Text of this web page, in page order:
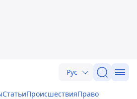
Рус
СтатьиПроисшествияПраво